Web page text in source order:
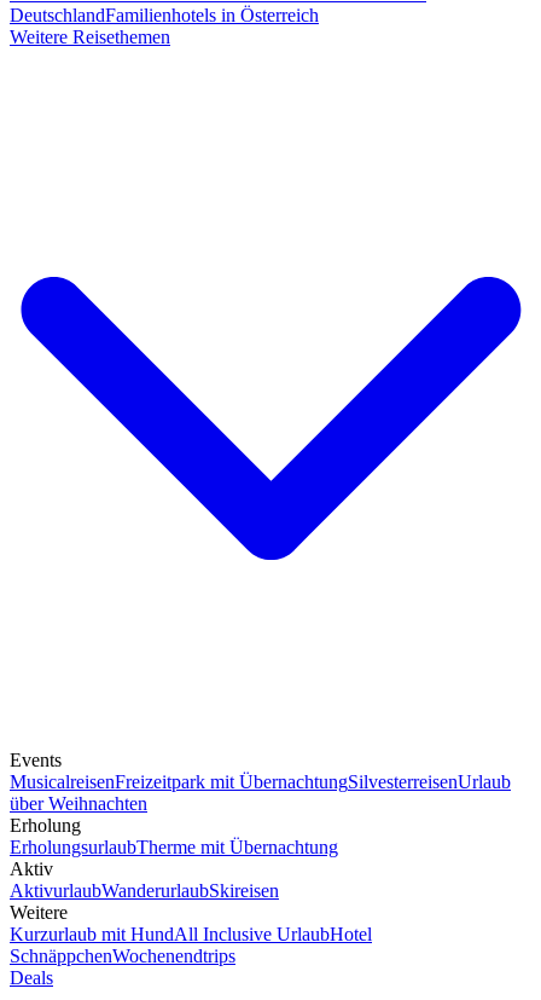
DeutschlandFamilienhotels in Österreich
Weitere Reisethemen
Events
MusicalreisenFreizeitpark mit ÜbernachtungSilvesterreisenUrlaub
über Weihnachten
Erholung
ErholungsurlaubTherme mit Übernachtung
Aktiv
AktivurlaubWanderurlaubSkireisen
Weitere
Kurzurlaub mit HundAll Inclusive UrlaubHotel
SchnäppchenWochenendtrips
Deals